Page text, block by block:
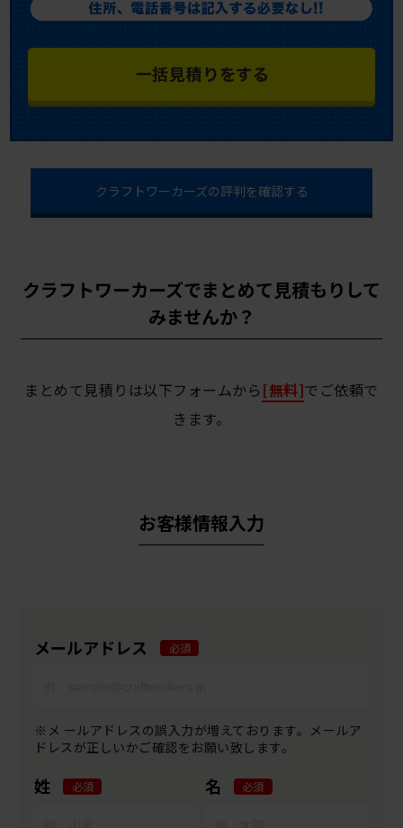
クラフトワーカーズの評判を確認する
クラフトワーカーズでまとめて見積もりして
みませんか？
まとめて見積りは以下フォームから [無料]でご依頼で
きます。
お客様情報入力
メールアドレス 必須
※メ ールアドレスの誤入力が増えております。メールア
ドレスが正しいかご確認をお願い致します。
姓 必須 名 必須